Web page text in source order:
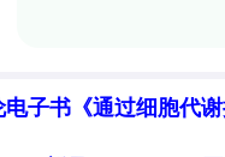
2+适配体与
色变化实现检测。
子书《通过细胞代